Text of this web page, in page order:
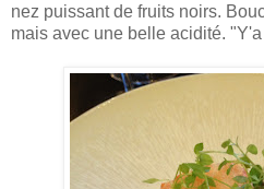
nez puissant de fruits noirs.
mais avec une belle acidité.